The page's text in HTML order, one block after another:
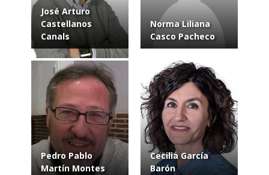
José Arturo
Castellanos
Canals
Norma Liliana
Casco Pacheco
Pedro Pablo
Martín Montes
Cecilia García
Barón